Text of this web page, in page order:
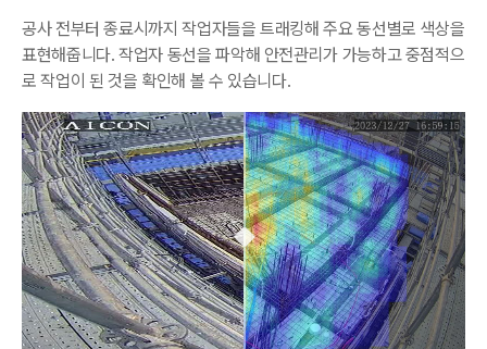
공사 전부터 종료시까지 작업자들을 트래킹해 주요 동선별로 색상을
표현해줍니다. 작업자 동선을 파악해 안전관리가 가능하고 중점적으
로 작업이 된 것을 확인해 볼 수 있습니다.